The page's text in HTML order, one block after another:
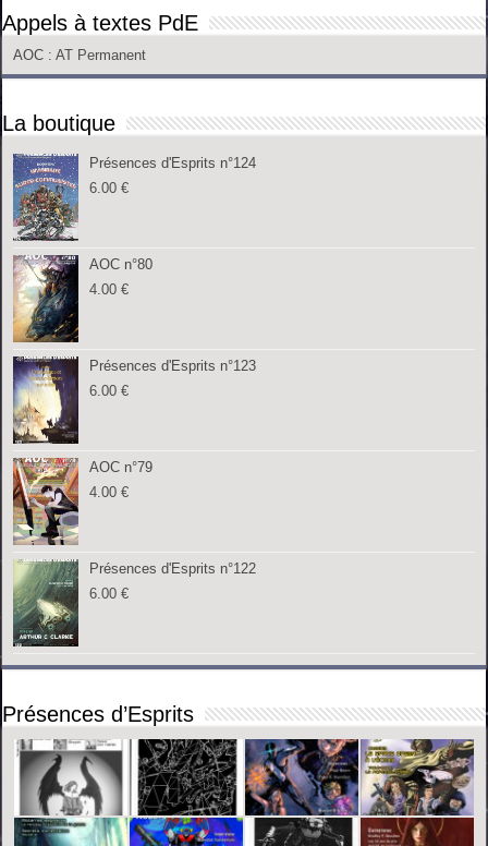
Appels à textes PdE
AOC : AT Permanent
La boutique
Présences d'Esprits n°124
6.00€
AOC n°80
4.00€
Présences d'Esprits n°123
6.00€
AOC n°79
4.00€
Présences d'Esprits n°122
6.00€
Présences d’Esprits